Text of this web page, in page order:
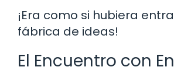
¡Era como si hubiera
fábrica de ideas!
El Encuentro con